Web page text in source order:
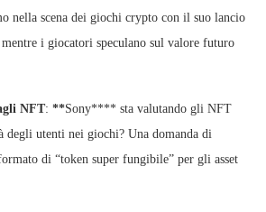
nella scena dei giochi crypto con il suo lancio
i giocatori speculano sul valore futuro
NFT: **Sony**** sta valutando gli NFT
degli utenti nei giochi? Una domanda di
di “token super fungibile” per gli asset